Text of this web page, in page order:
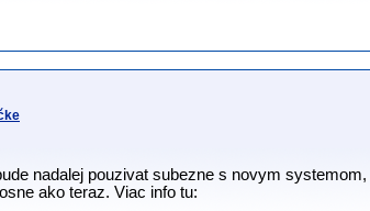
nadalej pouzivat subezne s novym
ako teraz. Viac info tu: